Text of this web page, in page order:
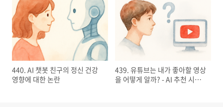
440. AI 챗봇 친구의 정신 건강
영향에 대한 논란
439. 유튜브는 내가 좋아할 영상
을 어떻게 알까? - AI 추천 시스